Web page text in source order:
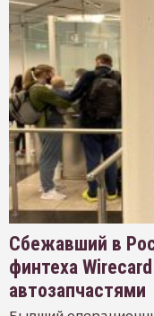
Сбежавший в
финтеха
автозапчастями